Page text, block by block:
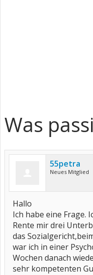
Was
55petra
Neues Mitglied
Hallo
Ich habe eine Frage.
Rente mir drei
das
war ich in einer
Wochen danach
sehr kompetenten